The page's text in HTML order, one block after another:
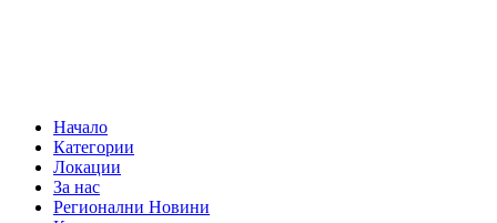
Начало
Категории
Локации
За нас
Регионални Новини